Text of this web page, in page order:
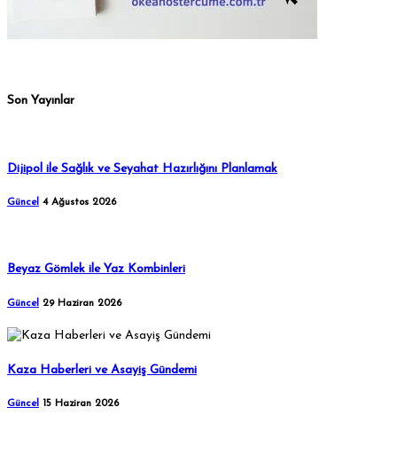
Son Yayınlar
Dijipol ile Sağlık ve Seyahat Hazırlığını Planlamak
Güncel 4 Ağustos 2026
Beyaz Gömlek ile Yaz Kombinleri
Güncel 29 Haziran 2026
Kaza Haberleri ve Asayiş Gündemi
Güncel 15 Haziran 2026